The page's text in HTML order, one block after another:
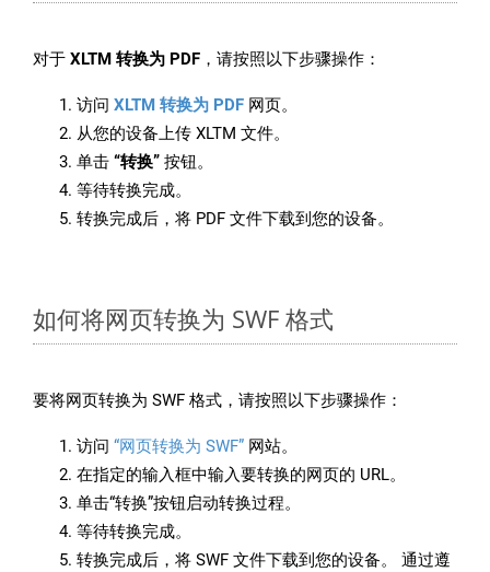
对于 XLTM 转换为 PDF ，请按照以下步骤操作：
访问 XLTM 转换为 PDF 网页。
从您的设备上传 XLTM 文件。
单击 “转换” 按钮。
等待转换完成。
转换完成后，将 PDF 文件下载到您的设备。
如何将网页转换为 SWF 格式
要将网页转换为 SWF 格式，请按照以下步骤操作：
访问 “网页转换为 SWF” 网站。
在指定的输入框中输入要转换的网页的 URL。
单击“转换”按钮启动转换过程。
等待转换完成。
转换完成后，将 SWF 文件下载到您的设备。 通过遵